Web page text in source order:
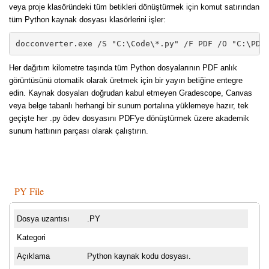
veya proje klasöründeki tüm betikleri dönüştürmek için komut satırından
tüm Python kaynak dosyası klasörlerini işler:
docconverter.exe /S "C:\Code\*.py" /F PDF /O
Her dağıtım kilometre taşında tüm Python dosyalarının PDF anlık
görüntüsünü otomatik olarak üretmek için bir yayın betiğine entegre
edin. Kaynak dosyaları doğrudan kabul etmeyen Gradescope, Canvas
veya belge tabanlı herhangi bir sunum portalına yüklemeye hazır, tek
geçişte her .py ödev dosyasını PDF'ye dönüştürmek üzere akademik
sunum hattının parçası olarak çalıştırın.
PY File
Dosya uzantısı .PY
Kategori
Açıklama Python kaynak kodu dosyası.